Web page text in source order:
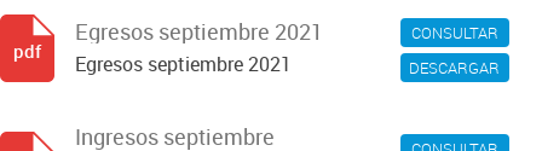
CONSULTAR
DESCARGAR
Egresos septiembre 2021
Egresos septiembre 2021
pdf
Ingresos septiembre